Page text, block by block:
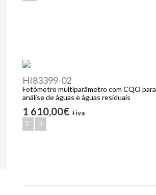
HI83399-02
Fotómetro multiparâmetro com CQO para
análise de águas e águas residuais
1 610,00€ +iva